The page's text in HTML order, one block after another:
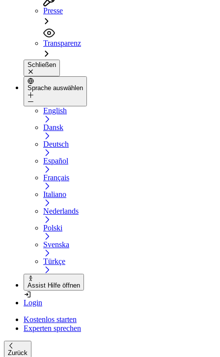
Presse
Transparenz
Schließen
Sprache auswählen
English
Dansk
Deutsch
Español
Français
Italiano
Nederlands
Polski
Svenska
Türkçe
Assist Hilfe öffnen
Login
Kostenlos starten
Experten sprechen
Zurück